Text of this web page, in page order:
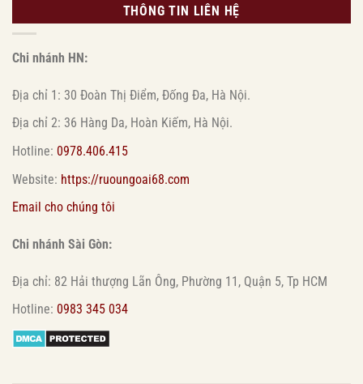
THÔNG TIN LIÊN HỆ
Chi nhánh HN:
Địa chỉ 1: 30 Đoàn Thị Điểm, Đống Đa, Hà Nội.
Địa chỉ 2: 36 Hàng Da, Hoàn Kiếm, Hà Nội.
Hotline: 0978.406.415
Website: https://ruoungoai68.com
Email cho chúng tôi
Chi nhánh Sài Gòn:
Địa chỉ: 82 Hải thượng Lãn Ông, Phường 11, Quận 5, Tp HCM
Hotline: 0983 345 034